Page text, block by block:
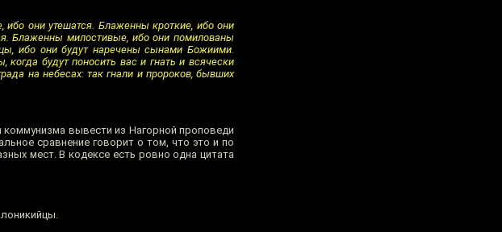
они утешатся. Блаженны кроткие, ибо они
Блаженны милостивые, ибо они помилованы
ибо они будут наречены сынами Божиими.
будут поносить вас и гнать и всячески
на небесах: так гнали и пророков, бывших
вывести из Нагорной проповеди
сравнение говорит о том, что это и по
мест. В кодексе есть ровно одна цитата